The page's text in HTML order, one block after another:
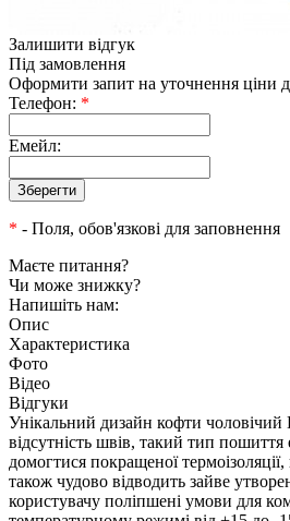
Залишити відгук
Під замовлення
Оформити запит на уточнення ціни
Телефон: *
Емейл:
* - Поля, обов'язкові для заповнення
Маєте питання?
Чи може знижку?
Напишіть нам:
Опис
Характеристика
Фото
Відео
Відгуки
Унікальний дизайн кофти чоловічий
відсутність швів, такий тип пошиття
домогтися покращеної
також чудово відводить зайве
користувачу поліпшені умови для